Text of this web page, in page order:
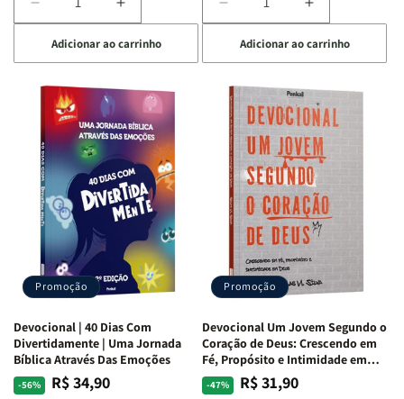
Diminuir
a
quantidade
de
Devocional
Quarto
de
Guerra
Isabelle
S.
Alves
Aumentar
a
quantidade
de
Devocional
Quarto
de
Guerra
|
Isabelle
S.
Alves
Adicionar ao carrinho
Diminuir
a
quantidade
de
Devocional
Café
com
Mulheres
da
Bíblia
Equipe
Teológica
Penkal
Aumentar
a
quantidade
de
Devocional
Café
com
Mulheres
da
Bíblia
|
Equipe
Teológica
Penkal
Adicionar ao carrinho
Promoção
Devocional | 40 Dias Com
Divertidamente | Uma Jornada
Bíblica Através Das Emoções
-56%
Preço
PreçoR$ 34,90
Promoção
Devocional Um Jovem Segundo o
Coração de Deus: Crescendo em
Fé, Propósito e Intimidade em
Deus
-47%
Preço
PreçoR$ 31,90